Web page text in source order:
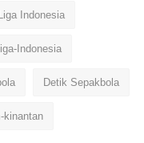
Indonesia
Indonesia
Detik Sepakbola
kinantan